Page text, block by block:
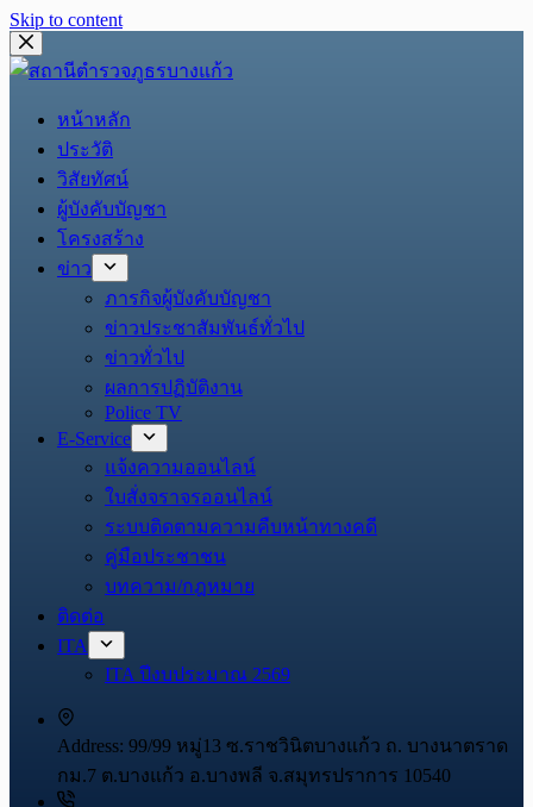
Skip to content
หน้าหลัก
ประวัติ
วิสัยทัศน์
ผู้บังคับบัญชา
โครงสร้าง
ข่าว
ภารกิจผู้บังคับบัญชา
ข่าวประชาสัมพันธ์ทั่วไป
ข่าวทั่วไป
ผลการปฏิบัติงาน
Police TV
E-Service
แจ้งความออนไลน์
ใบสั่งจราจรออนไลน์
ระบบติดตามความคืบหน้าทางคดี
คู่มือประชาชน
บทความ/กฎหมาย
ติดต่อ
ITA
ITA ปีงบประมาณ 2569
Address: 99/99 หมู่13 ซ.ราชวินิตบางแก้ว ถ. บางนาตราด
กม.7 ต.บางแก้ว อ.บางพลี จ.สมุทรปราการ 10540